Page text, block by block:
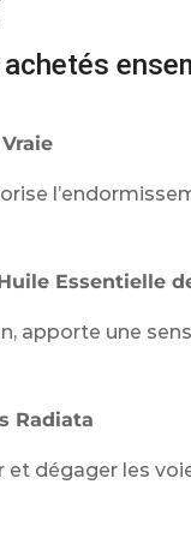
Essentielle
apporte une
Radiata
et dégager les